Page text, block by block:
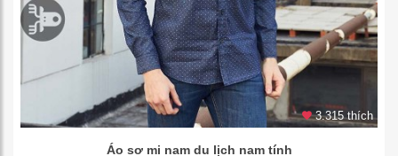
3.315 thích
Áo sơ mi nam du lịch nam tính